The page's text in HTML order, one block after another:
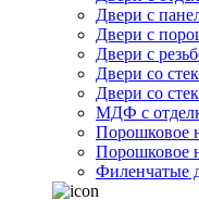
Двери с
Двери с
Двери с
Двери со
Двери со
МДФ с
Порошковое
Порошковое
Филенчатые